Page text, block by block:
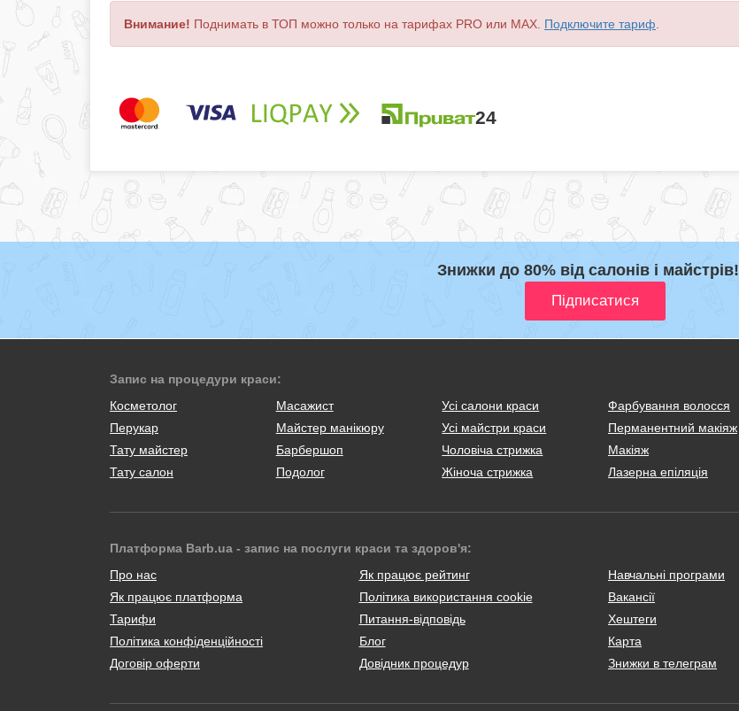
Внимание! Поднимать в ТОП можно только на тарифах PRO или MAX. Подключите тариф
Знижки до 80% від салонів і майстрів!
Запис на процедури краси:
Косметолог
Масажист
Перукар
Майстер манікюру
Тату майстер
Барбершоп
Тату салон
Подолог
Усі салони краси
Усі майстри краси
Чоловіча стрижка
Жіноча стрижка
Фарбування волосся
Перманентний макіяж
Макіяж
Лазерна епіляція
Платформа Barb.ua - запис на послуги краси та здоров'я:
Про нас
Як працює платформа
Тарифи
Політика конфіденційності
Договір оферти
Як працює рейтинг
Політика використання cookie
Питання-відповідь
Блог
Довідник процедур
Навчальні програми
Вакансії
Хештеги
Карта
Знижки в телеграм